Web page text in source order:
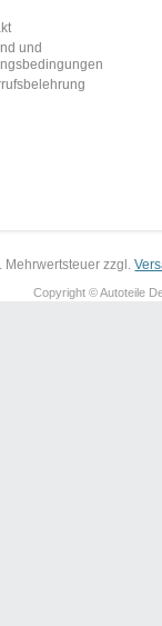
und
Mehrwertsteuer zzgl.
Copyright © Autoteile